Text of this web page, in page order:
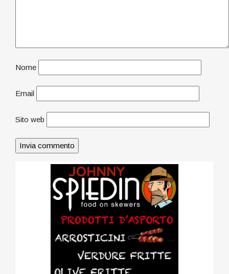
Nome
Email
Sito web